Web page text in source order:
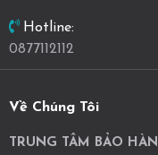
Hotline:
0877112112
Về Chúng Tôi
TRUNG TÂM BẢO